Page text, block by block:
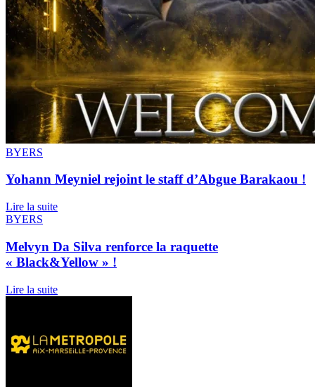
BYERS
Yohann Meyniel rejoint le staff d’Abgue Barakaou !
Lire la suite
BYERS
Melvyn Da Silva renforce la raquette
« Black&Yellow » !
Lire la suite